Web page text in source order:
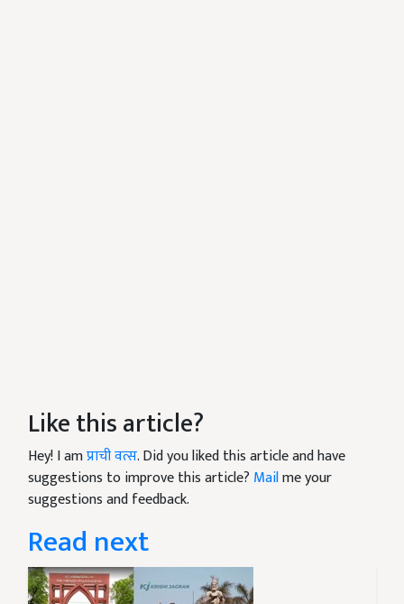
Like this article?
Hey! I amप्राची वत्स. Did you liked this article and have
suggestions to improve this article? Mailme your
suggestions and feedback.
Read next